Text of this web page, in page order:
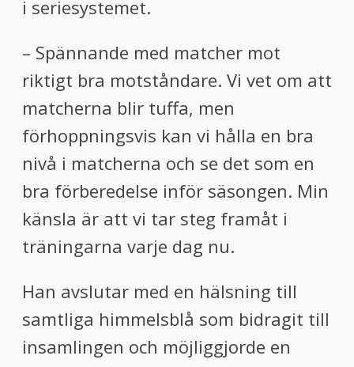
i seriesystemet.
– Spännande med matcher mot
riktigt bra motståndare. Vi vet om att
matcherna blir tuffa, men
förhoppningsvis kan vi hålla en bra
nivå i matcherna och se det som en
bra förberedelse inför säsongen. Min
känsla är att vi tar steg framåt i
träningarna varje dag nu.
Han avslutar med en hälsning till
samtliga himmelsblå som bidragit till
insamlingen och möjliggjorde en